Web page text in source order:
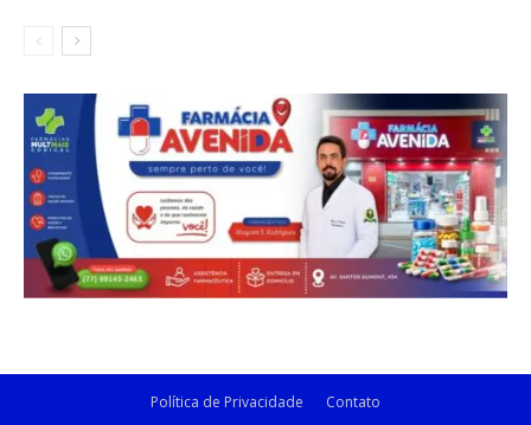
Política de Privacidade Contato